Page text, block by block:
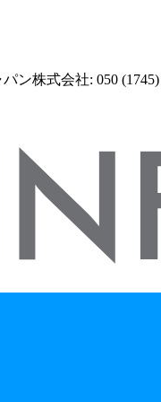
ン株式会社: 050 (1745)